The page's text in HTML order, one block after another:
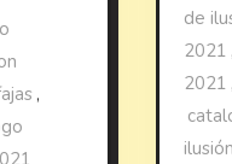
,
de
2021
2021